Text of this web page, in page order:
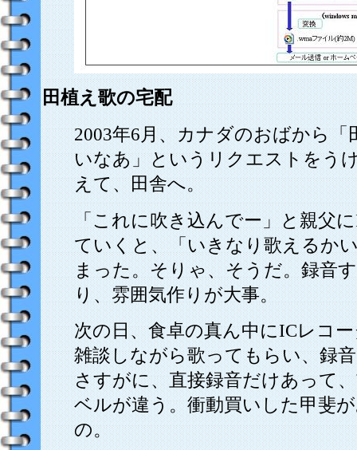
田植え歌の宅配
2003年6月、カナダのおばから「
いなあ」というリクエストをう
えて、田舎へ。
「これに吹き込んでー」と親父
ていくと、「いきなり歌えるか
まった。そりゃ、そうだ。録音
り、雰囲気作りが大事。
次の日、食卓の真ん中にICレコ
雑談しながら歌ってもらい、録
さすがに、直接録音だけあって
ベルが違う。衝動買いした甲斐
の。